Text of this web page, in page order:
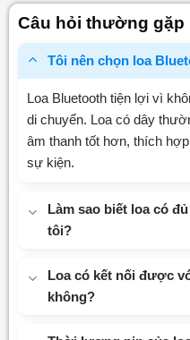
0
Câu hỏi thường gặp
Tôi nên chọn loa
Loa Bluetooth tiện lợi vì
di chuyển. Loa có dây
âm thanh tốt hơn, thích
sự kiện.
Làm sao biết loa có
tôi?
Loa có kết nối được
không?